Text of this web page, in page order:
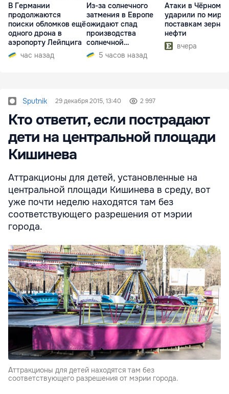
В Германии
продолжаются
поиски обломков ещё
одного дрона в
аэропорту Лейпцига
час назад
Из-за солнечного
затмения в Европе
ожидают спад
производства
солнечной
электроэнергии
5 часов назад
Атаки в Чёрном
ударили по
поставкам зерна
нефти
вчера
Sputnik 29 декабря 2015, 13:40 2 997
Кто ответит, если пострадают
дети на центральной площади
Кишинева
Аттракционы для детей, установленные на
центральной площади Кишинева в среду, вот
уже почти неделю находятся там без
соответствующего разрешения от мэрии
города.
Аттракционы для детей находятся там без
соответствующего разрешения от мэрии города.